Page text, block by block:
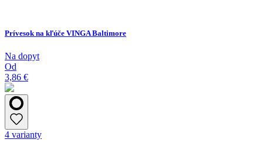
Prívesok na kľúče VINGA Baltimore
Na dopyt
Od
3,86 €
4 varianty